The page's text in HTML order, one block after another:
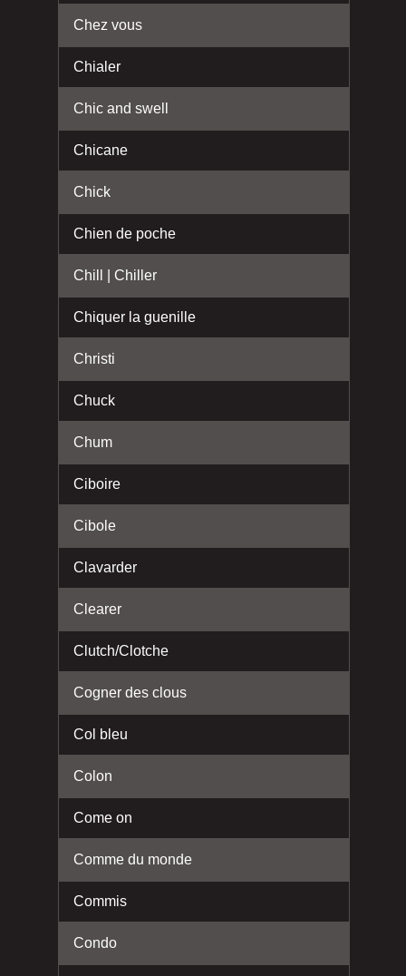
Chez vous
Chialer
Chic and swell
Chicane
Chick
Chien de poche
Chill | Chiller
Chiquer la guenille
Christi
Chuck
Chum
Ciboire
Cibole
Clavarder
Clearer
Clutch/Clotche
Cogner des clous
Col bleu
Colon
Come on
Comme du monde
Commis
Condo